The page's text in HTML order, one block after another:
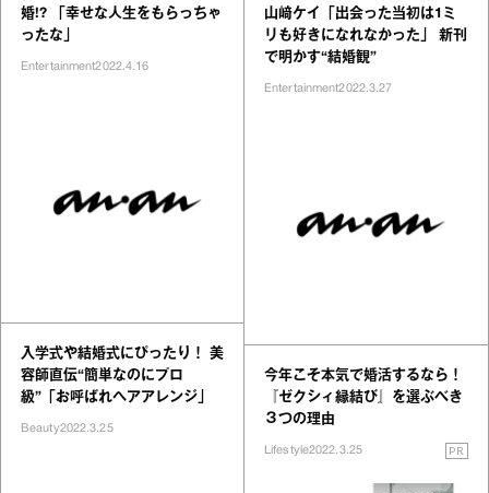
婚!? 「幸せな人生をもらっちゃ
ったな」
Entertainment2022.4.16
入学式や結婚式にぴったり！ 美
容師直伝“簡単なのにプロ
級”「お呼ばれヘアアレンジ」
Beauty2022.3.25
山﨑ケイ「出会った当初は1ミ
リも好きになれなかった」 新刊
で明かす“結婚観”
Entertainment2022.3.27
今年こそ本気で婚活するなら！
『ゼクシィ縁結び』を選ぶべき
３つの理由
Lifestyle2022.3.25 PR